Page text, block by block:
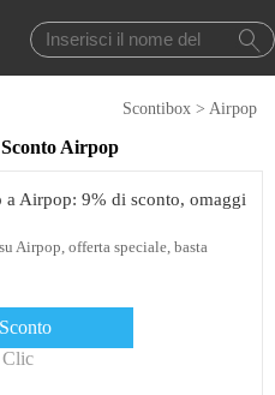
Scontibox > Airpop
Airpop
Airpop: 9% di sconto, omaggi
Airpop, offerta speciale, basta